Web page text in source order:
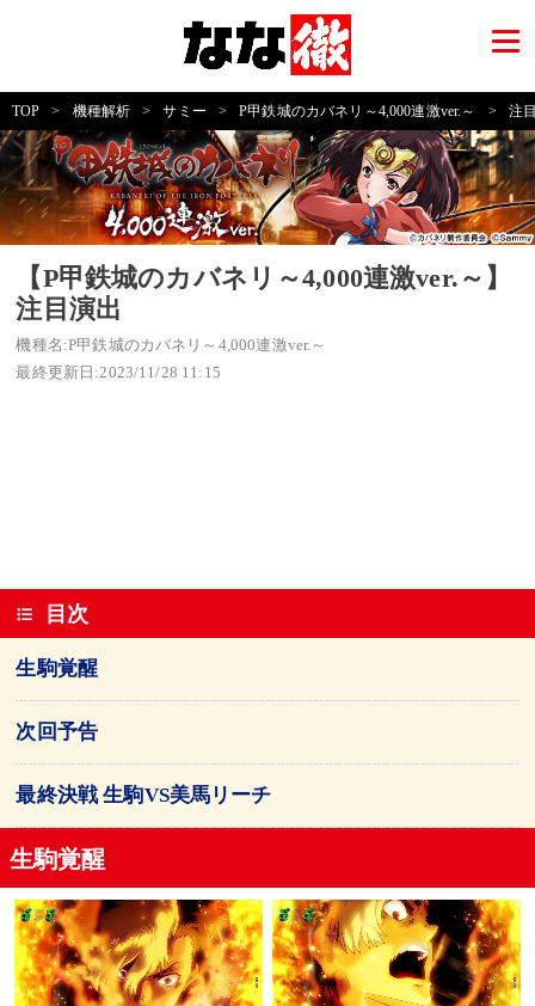
TOP > 機種解析 > サミー > P甲鉄城のカバネリ～4,000連激ver.～ > 注
【P甲鉄城のカバネリ～4,000連激ver.～】
注目演出
機種名:P甲鉄城のカバネリ～4,000連激ver.～
最終更新日:2023/11/28 11:15
目次
生駒覚醒
次回予告
最終決戦 生駒VS美馬リーチ
生駒覚醒